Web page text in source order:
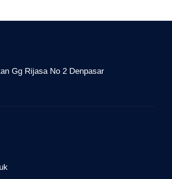
Gg Rijasa No 2 Denpasar